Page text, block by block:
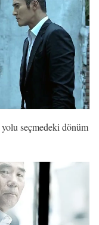
seçmedeki dönüm